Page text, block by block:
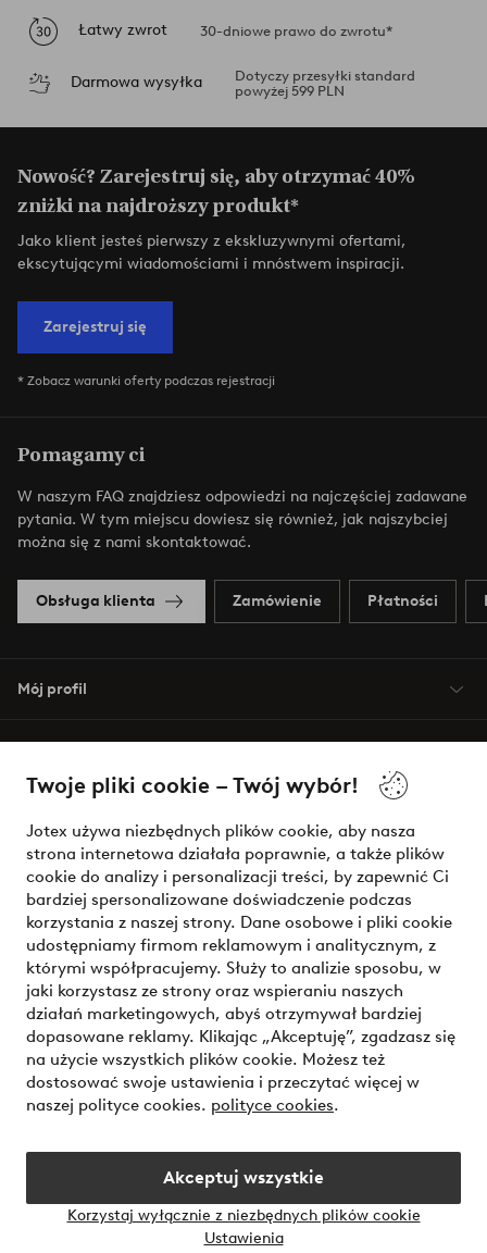
Twoje pliki cookie – Twój wybór!
Jotex używa niezbędnych plików cookie, aby nasza
strona internetowa działała poprawnie, a także plików
cookie do analizy i personalizacji treści, by zapewnić Ci
bardziej spersonalizowane doświadczenie podczas
korzystania z naszej strony. Dane osobowe i pliki cookie
udostępniamy firmom reklamowym i analitycznym, z
którymi współpracujemy. Służy to analizie sposobu, w
jaki korzystasz ze strony oraz wspieraniu naszych
działań marketingowych, abyś otrzymywał bardziej
dopasowane reklamy. Klikając „Akceptuję”, zgadzasz się
na użycie wszystkich plików cookie. Możesz też
dostosować swoje ustawienia i przeczytać więcej w
naszej polityce cookies. polityce cookies.
Akceptuj wszystkie
Korzystaj wyłącznie z niezbędnych plików cookie
Ustawienia
Łatwy zwrot 30-dniowe prawo do zwrotu*
Darmowa wysyłka
Dotyczy przesyłki standard
powyżej 599 PLN
Nowość? Zarejestruj się, aby otrzymać 40%
zniżki na najdroższy produkt*
Jako klient jesteś pierwszy z ekskluzywnymi ofertami,
ekscytującymi wiadomościami i mnóstwem inspiracji.
Zarejestruj się
* Zobacz warunki oferty podczas rejestracji
Pomagamy ci
W naszym FAQ znajdziesz odpowiedzi na najczęściej zadawane
pytania. W tym miejscu dowiesz się również, jak najszybciej
można się z nami skontaktować.
Obsługa klienta Zamówienie Płatności
Mój profil
Warunki
Bezpieczne płatności - zapłać teraz lub podziel się
Chcesz dowiedzieć się więcej o naszych opcjach płatności